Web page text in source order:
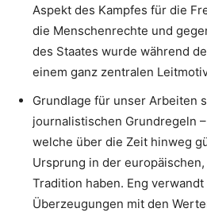
Aspekt des Kampfes für die
die Menschenrechte und
des Staates wurde während
einem ganz zentralen
Grundlage für unser Arbeiten
journalistischen Grundregeln
welche über die Zeit hinweg
Ursprung in der
Tradition haben. Eng
Überzeugungen mit den